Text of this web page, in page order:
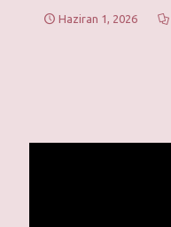
Haziran 1, 2026